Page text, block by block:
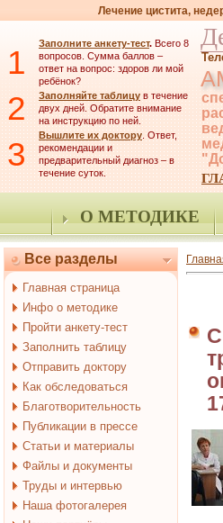
Лечение цистита,
1 Заполните анкету-тест. Всего 8
вопросов. Сумма баллов –
ответ на вопрос: здоров ли мой
ребёнок?
2 Заполняйте таблицу в течение
двух дней. Обратите внимание
на инструкцию по ней.
3 Вышлите их доктору. Ответ,
рекомендации и
предварительный диагноз – в
течение суток.
О МЕТОДИКЕ
Все разделы
Главная страница
Инфо о методике
Пройти анкету-тест
Заполнить таблицу
Отправить доктору
Как обследоваться
Благотворительность
Публикации в прессе
Статьи и материалы
Файлы и документы
Труды и интервью
Наша фотогалерея